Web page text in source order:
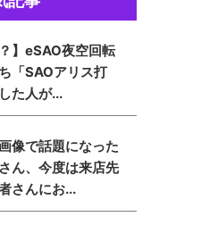
？】eSAO夜空回転
「SAOアリス打
た人が...
像で話題になった
ん、今度は来店先
さんにお...